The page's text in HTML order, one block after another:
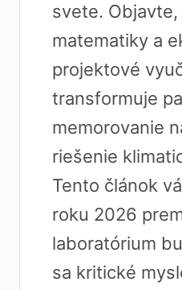
svete.
matematiky a
projektové
transformuje
memorovanie
riešenie
Tento článok
roku 2026
laboratórium
sa kritické